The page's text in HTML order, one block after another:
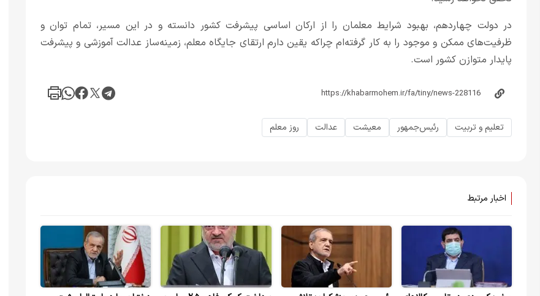
در دولت چهاردهم، بهبود شرایط معلمان را از ارکان اساسی پیشرفت کشور دانسته و در این مسیر، تمام توان و
ظرفیت‌های ممکن و موجود را به کار گرفته‌ام چراکه یقین دارم ارتقای جایگاه معلم، زمینه‌ساز عدالت آموزشی و پیشرفت
پایدار متوازن کشور است.
تعلیم و تربیت رئیس‌جمهور معیشت عدالت روز معلم
اخبار مرتبط